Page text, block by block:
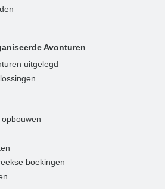
Avonturen
uitgelegd
boekingen